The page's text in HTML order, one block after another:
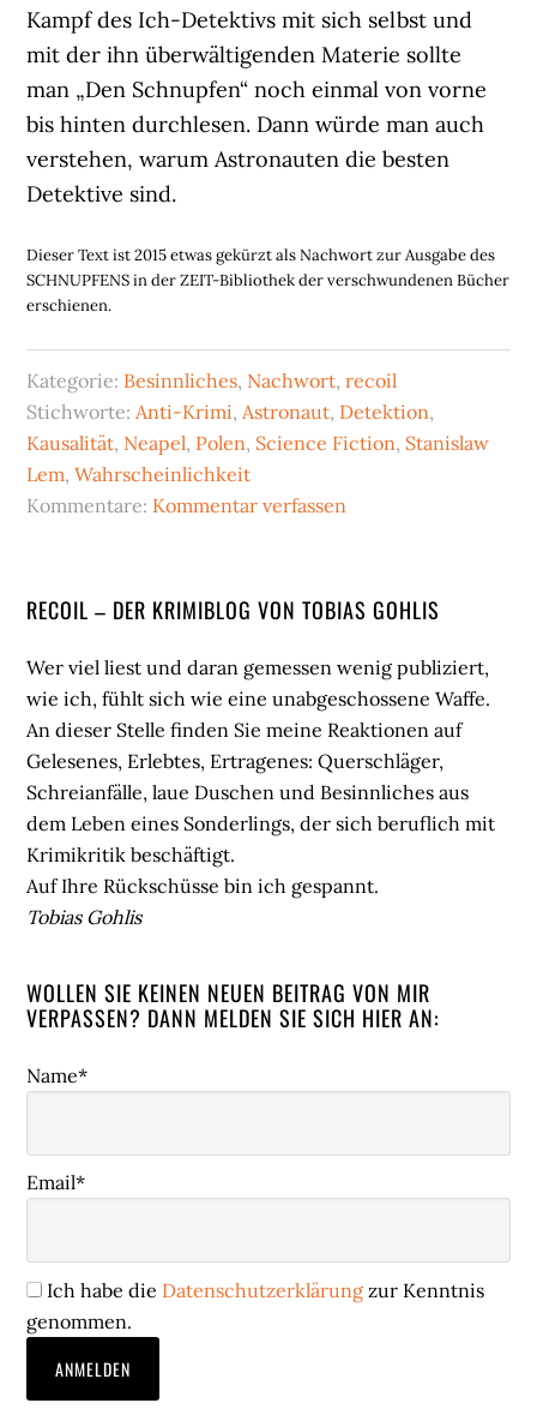
Kampf des Ich-Detektivs mit sich selbst und
mit der ihn überwältigenden Materie sollte
man „Den Schnupfen“ noch einmal von vorne
bis hinten durchlesen. Dann würde man auch
verstehen, warum Astronauten die besten
Detektive sind.
Dieser Text ist 2015 etwas gekürzt als Nachwort zur Ausgabe des
SCHNUPFENS in der ZEIT-Bibliothek der verschwundenen Bücher
erschienen.
Kategorie: Besinnliches, Nachwort,recoil
Stichworte: Anti-Krimi, Astronaut, Detektion,
Kausalität, Neapel, Polen, Science Fiction, Stanislaw
Lem,Wahrscheinlichkeit
Kommentare: Kommentar verfassen
Seitenspalte
RECOIL – DER KRIMIBLOG VON TOBIAS GOHLIS
Wer viel liest und daran gemessen wenig publiziert,
wie ich, fühlt sich wie eine unabgeschossene Waffe.
An dieser Stelle finden Sie meine Reaktionen auf
Gelesenes, Erlebtes, Ertragenes: Querschläger,
Schreianfälle, laue Duschen und Besinnliches aus
dem Leben eines Sonderlings, der sich beruflich mit
Krimikritik beschäftigt.
Auf Ihre Rückschüsse bin ich gespannt.
Tobias Gohlis
WOLLEN SIE KEINEN NEUEN BEITRAG VON MIR
VERPASSEN? DANN MELDEN SIE SICH HIER AN:
Name*
Email*
Ich habe die Datenschutzerklärung zur Kenntnis
genommen.